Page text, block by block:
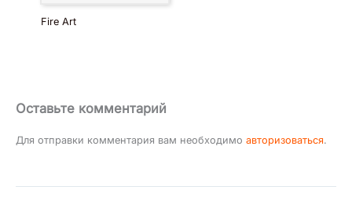
Fire Art
Оставьте комментарий
Для отправки комментария вам необходимо авторизоваться.